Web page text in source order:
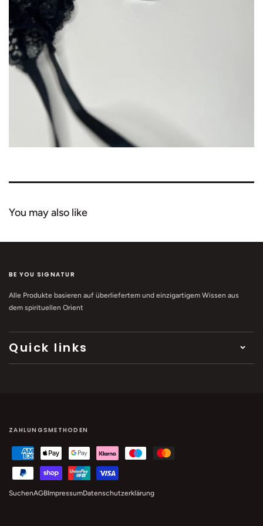
You may also like
BE YOU SIGNATUR
Alle Produkte basieren auf überliefertem und einzigartigem Wissen aus
dem spirituellen Orient
Quick links
ZAHLUNGSMETHODEN
SuchenAGBImpressumDatenschutzerklärung